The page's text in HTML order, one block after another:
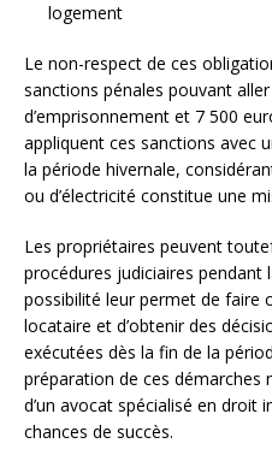
logement
Le non-respect de ces
sanctions pénales pouvant aller
d’emprisonnement et 7 500
appliquent ces sanctions avec
la période hivernale,
ou d’électricité constitue une
Les propriétaires peuvent
procédures judiciaires pendant
possibilité leur permet de faire
locataire et d’obtenir des
exécutées dès la fin de la
préparation de ces démarches
d’un avocat spécialisé en droit
chances de succès.